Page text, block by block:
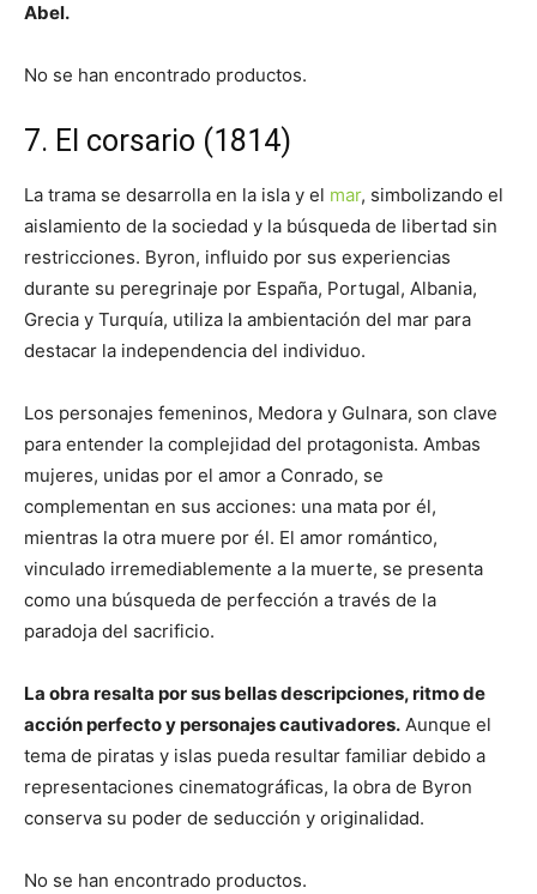
Abel.
No se han encontrado productos.
7. El corsario (1814)
La trama se desarrolla en la isla y el mar, simbolizando el
aislamiento de la sociedad y la búsqueda de libertad sin
restricciones. Byron, influido por sus experiencias
durante su peregrinaje por España, Portugal, Albania,
Grecia y Turquía, utiliza la ambientación del mar para
destacar la independencia del individuo.
Los personajes femeninos, Medora y Gulnara, son clave
para entender la complejidad del protagonista. Ambas
mujeres, unidas por el amor a Conrado, se
complementan en sus acciones: una mata por él,
mientras la otra muere por él. El amor romántico,
vinculado irremediablemente a la muerte, se presenta
como una búsqueda de perfección a través de la
paradoja del sacrificio.
La obra resalta por sus bellas descripciones, ritmo de
acción perfecto y personajes cautivadores. Aunque el
tema de piratas y islas pueda resultar familiar debido a
representaciones cinematográficas, la obra de Byron
conserva su poder de seducción y originalidad.
No se han encontrado productos.